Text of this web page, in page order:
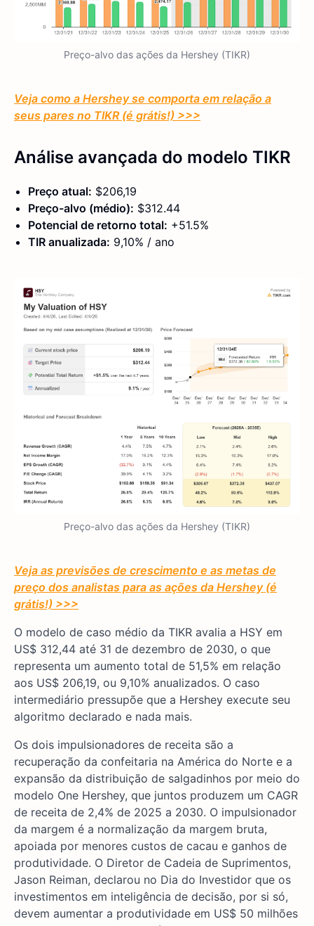
Preço-alvo das ações da Hershey (TIKR)
Veja como a Hershey se comporta em relação a
seus pares no TIKR (é grátis!) >>>
Análise avançada do modelo TIKR
Preço atual: $206,19
Preço-alvo (médio): $312.44
Potencial de retorno total: +51.5%
TIR anualizada: 9,10% / ano
Preço-alvo das ações da Hershey (TIKR)
Veja as previsões de crescimento e as metas de
preço dos analistas para as ações da Hershey (é
grátis!) >>>
O modelo de caso médio da TIKR avalia a HSY em
US$ 312,44 até 31 de dezembro de 2030, o que
representa um aumento total de 51,5% em relação
aos US$ 206,19, ou 9,10% anualizados. O caso
intermediário pressupõe que a Hershey execute seu
algoritmo declarado e nada mais.
Os dois impulsionadores de receita são a
recuperação da confeitaria na América do Norte e a
expansão da distribuição de salgadinhos por meio do
modelo One Hershey, que juntos produzem um CAGR
de receita de 2,4% de 2025 a 2030. O impulsionador
da margem é a normalização da margem bruta,
apoiada por menores custos de cacau e ganhos de
produtividade. O Diretor de Cadeia de Suprimentos,
Jason Reiman, declarou no Dia do Investidor que os
investimentos em inteligência de decisão, por si só,
devem aumentar a produtividade em US$ 50 milhões